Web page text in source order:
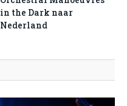
in the Dark naar
Nederland